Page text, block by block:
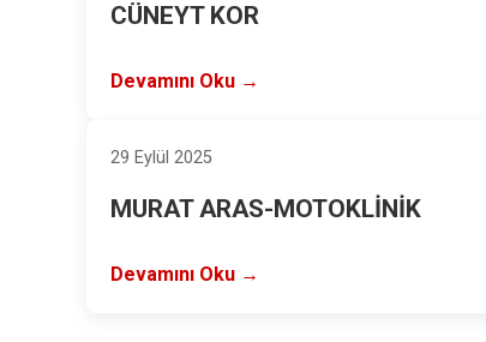
CÜNEYT KOR
Devamını Oku →
29 Eylül 2025
MURAT ARAS-MOTOKLİNİK
Devamını Oku →